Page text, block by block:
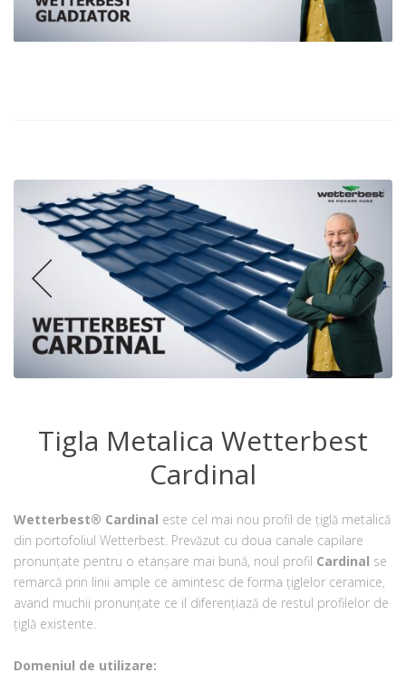
Tigla Metalica Wetterbest
Cardinal
Wetterbest® Cardinal este cel mai nou profil de țiglă metalică
din portofoliul Wetterbest. Prevăzut cu doua canale capilare
pronunțate pentru o etanșare mai bună, noul profil Cardinal se
remarcă prin linii ample ce amintesc de forma țiglelor ceramice,
avand muchii pronunțate ce il diferențiază de restul profilelor de
țiglă existente.
Domeniul de utilizare: